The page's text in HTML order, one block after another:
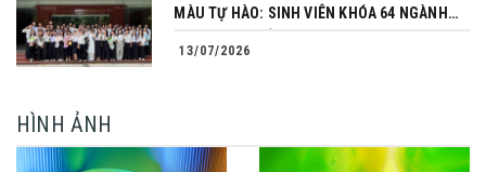
MÀU TỰ HÀO: SINH VIÊN KHÓA 64 NGÀNH
13/07/2026
HÌNH ẢNH